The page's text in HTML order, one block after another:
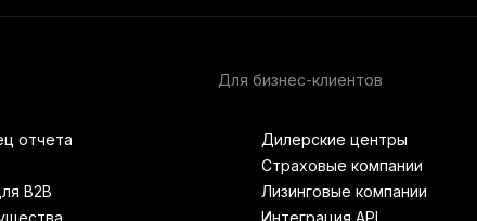
отчета
B2B
Для бизнес-клиентов
Дилерские центры
Страховые компании
Лизинговые компании
Интеграция API